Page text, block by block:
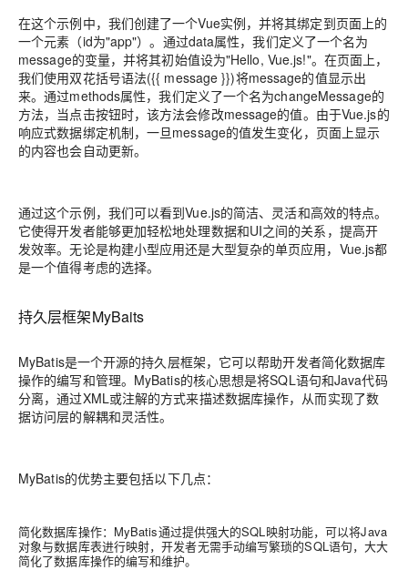
在这个示例中，我们创建了一个Vue实例，并将其绑定到页面上的
一个元素（id为"app"）。通过data属性，我们定义了一个名为
message的变量，并将其初始值设为"Hello, Vue.js!"。在页面上，
我们使用双花括号语法({{ message }})将message的值显示出
来。通过methods属性，我们定义了一个名为changeMessage的
方法，当点击按钮时，该方法会修改message的值。由于Vue.js的
响应式数据绑定机制，一旦message的值发生变化，页面上显示
的内容也会自动更新。
通过这个示例，我们可以看到Vue.js的简洁、灵活和高效的特点。
它使得开发者能够更加轻松地处理数据和UI之间的关系，提高开
发效率。无论是构建小型应用还是大型复杂的单页应用，Vue.js都
是一个值得考虑的选择。
持久层框架MyBaits
MyBatis是一个开源的持久层框架，它可以帮助开发者简化数据库
操作的编写和管理。MyBatis的核心思想是将SQL语句和Java代码
分离，通过XML或注解的方式来描述数据库操作，从而实现了数
据访问层的解耦和灵活性。
MyBatis的优势主要包括以下几点：
简化数据库操作：MyBatis通过提供强大的SQL映射功能，可以将Java
对象与数据库表进行映射，开发者无需手动编写繁琐的SQL语句，大大
简化了数据库操作的编写和维护。